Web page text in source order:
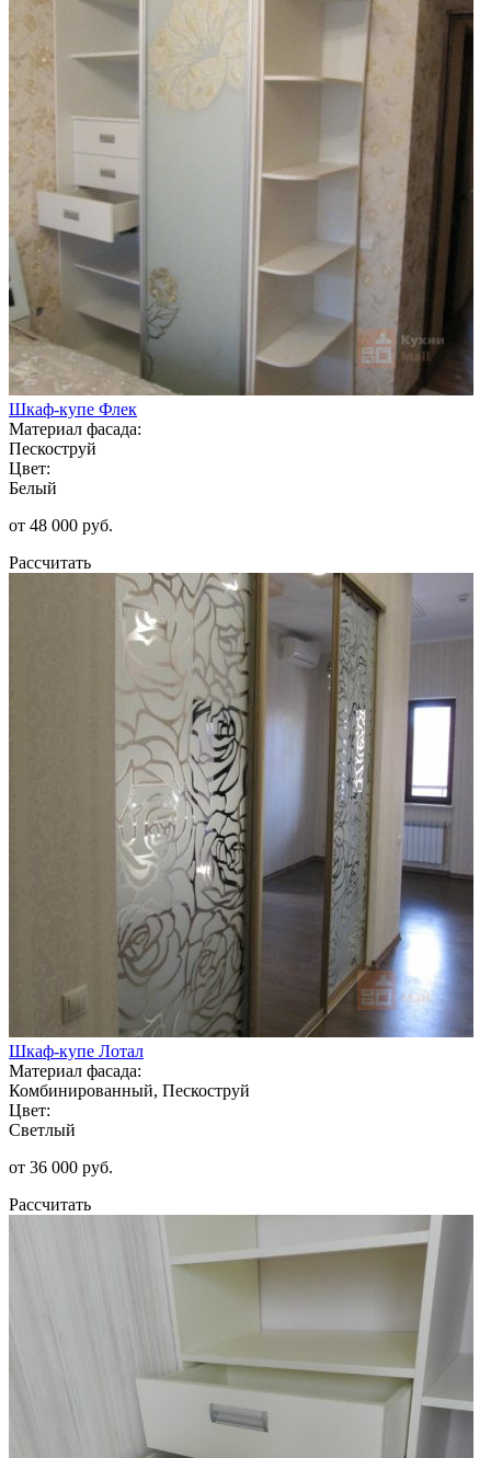
Шкаф-купе Флек
Материал фасада:
Пескоструй
Цвет:
Белый
от 48 000 руб.
Рассчитать
Шкаф-купе Лотал
Материал фасада:
Комбинированный, Пескоструй
Цвет:
Светлый
от 36 000 руб.
Рассчитать